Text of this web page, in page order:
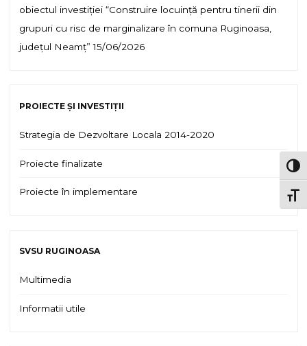
obiectul investiției “Construire locuință pentru tinerii din
grupuri cu risc de marginalizare în comuna Ruginoasa,
județul Neamț” 15/06/2026
PROIECTE ȘI INVESTIȚII
Strategia de Dezvoltare Locala 2014-2020
Proiecte finalizate
Proiecte în implementare
SVSU RUGINOASA
Multimedia
Informatii utile